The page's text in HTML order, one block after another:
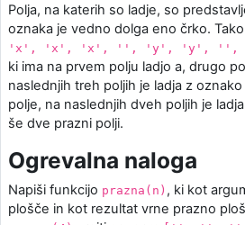
Polja, na katerih so ladje, so
oznaka je vedno dolga eno črko.
'x', 'x', 'x', '', 'y', 'y', '',
ki ima na prvem polju ladjo a, drugo
naslednjih treh poljih je ladja z
polje, na naslednjih dveh poljih je
še dve prazni polji.
Ogrevalna naloga
Napiši funkcijo prazna(n) , ki kot
plošče in kot rezultat vrne prazno